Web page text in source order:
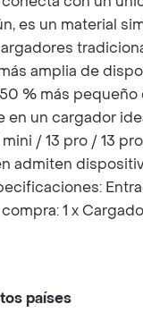
es un material
amplia de
% más
un cargador
/ 13 pro / 13
admiten
1 x
países